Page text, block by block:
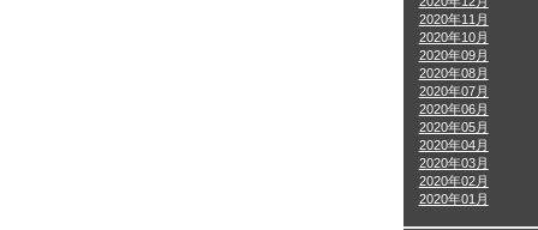
2020年11月
2020年10月
2020年09月
2020年08月
2020年07月
2020年06月
2020年05月
2020年04月
2020年03月
2020年02月
2020年01月